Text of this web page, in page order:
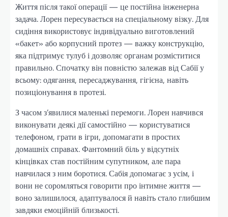
Життя після такої операції — це постійна інженерна
задача. Лорен пересувається на спеціальному візку. Для
сидіння використовує індивідуально виготовлений
«бакет» або корпусний протез — важку конструкцію,
яка підтримує тулуб і дозволяє органам розміститися
правильно. Спочатку він повністю залежав від Сабії у
всьому: одягання, пересаджування, гігієна, навіть
позиціонування в протезі.
З часом з’явилися маленькі перемоги. Лорен навчився
виконувати деякі дії самостійно — користуватися
телефоном, грати в ігри, допомагати в простих
домашніх справах. Фантомний біль у відсутніх
кінцівках став постійним супутником, але пара
навчилася з ним боротися. Сабія допомагає з усім, і
вони не соромляться говорити про інтимне життя —
воно залишилося, адаптувалося й навіть стало глибшим
завдяки емоційній близькості.